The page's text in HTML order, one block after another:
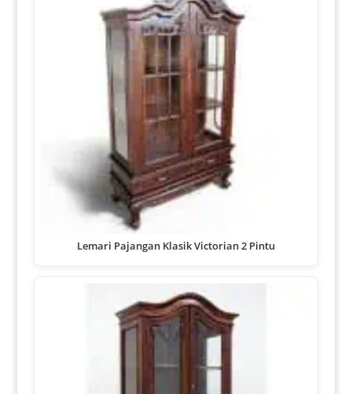
Lemari Pajangan Klasik Victorian 2 Pintu